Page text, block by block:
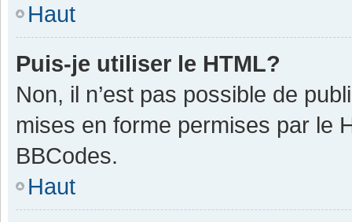
Haut
Puis-je utiliser le HTML?
Non, il n’est pas possible de
mises en forme permises par le
BBCodes.
Haut